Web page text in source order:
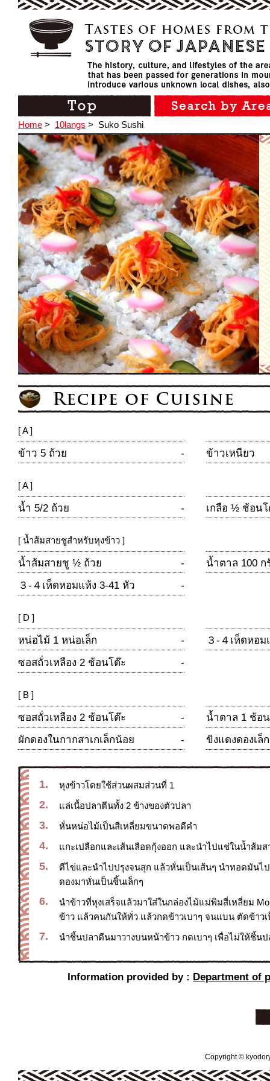
Home > 10langs > Suko Sushi
[ A ]
ข้าว 5 ถ้วย - ข้าวเหนียว
[ A ]
น้ำ 5/2 ถ้วย - เกลือ ½ ช้อนโ
[ น้ำส้มสายชูสำหรับหุงข้าว ]
น้ำส้มสายชู ½ ถ้วย -
น้ำตาล 100 ก
３-４เห็ดหอมแห้ง 3-41 หัว
-
[ D ]
หน่อไม้ 1 หน่อเล็ก -
３-４เห็ดหอ
ซอสถั่วเหลือง 2 ช้อนโต๊ะ
-
[ B ]
ซอสถั่วเหลือง 2 ช้อนโต๊ะ -
น้ำตาล 1 ช้อ
ผักดองในกากสาเกเล็กน้อย
- ขิงแดงดองเล็
1. หุงข้าวโดยใช้ส่วนผสมส่วนที่ 1
2. แล่เนื้อปลาตีนทั้ง 2 ข้างของตัวปลา
3. หั่นหน่อไม้เป็นสีเหลี่ยมขนาดพอดีคำ
4. แกะเปลือกและเส้นเลือดกุ้งออก และนำไปแช่ในน้ำส้มส
5.
ตีไข่และนำไปปรุงจนสุก แล้วหั่นเป็นเส้นๆ นำทอดมันไ
ดองมาหั่นเป็นชิ้นเล็กๆ
6.
นำข้าวที่หุงเสร็จแล้วมาใส่ในกล่องไม้แม่พิมสี่เหลี่ยม
ข้าว แล้วคนกันให้ทั่ว แล้วกดข้าวเบาๆ จนแบน ตัดข้า
7. นำชิ้นปลาตีนมาวางบนหน้าข้าว กดเบาๆ เพื่อไม่ให้ชิ้น
Information provided by : Department of
Copyright ©